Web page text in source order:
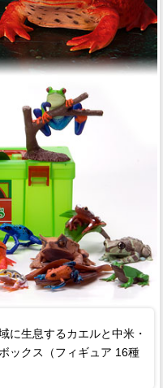
に生息するカエルと中米・
ックス（フィギュア 16種